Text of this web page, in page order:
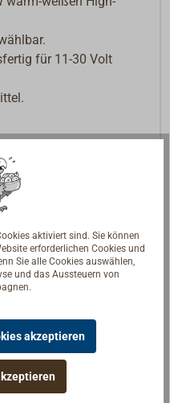
für 11-30 Volt
aktiviert sind. Sie können
erforderlichen Cookies und
Sie alle Cookies auswählen,
und das Aussteuern von
akzeptieren